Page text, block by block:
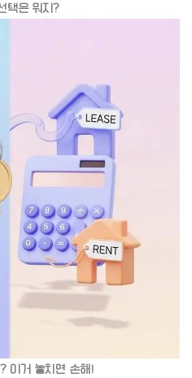
택은 뭐지?
이거 놓치면 손해!